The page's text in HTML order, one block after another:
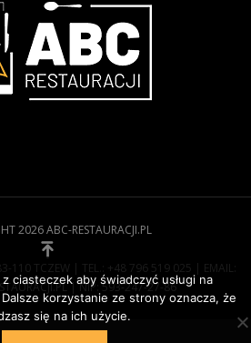
2026 ABC-RESTAURACJI.PL
110 TCZEW | TEL.: +48 796 519 025 | EMAIL:
| NIP: 593-247-27-86
ciasteczek aby świadczyć usługi na
korzystanie ze strony oznacza, że
się na ich użycie.